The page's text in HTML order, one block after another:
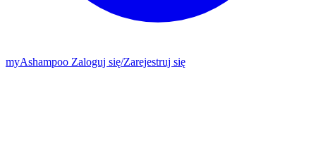
myAshampoo Zaloguj się/Zarejestruj się